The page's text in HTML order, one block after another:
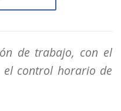
de trabajo, con el
el control horario de